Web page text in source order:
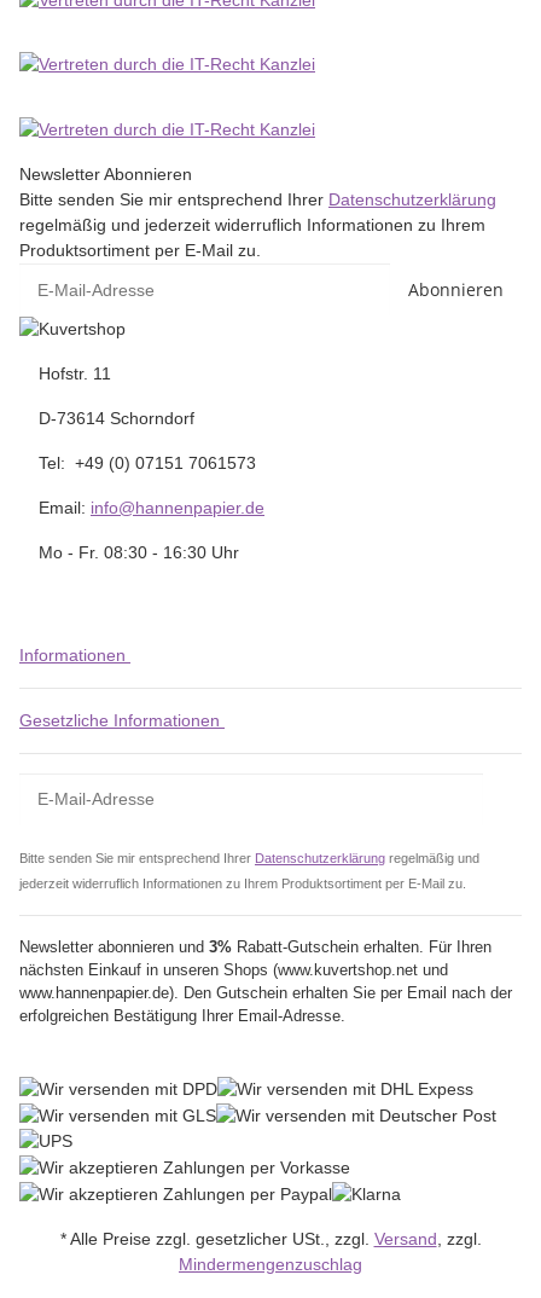
Newsletter Abonnieren
Bitte senden Sie mir entsprechend Ihrer Datenschutzerklärung
regelmäßig und jederzeit widerruflich Informationen zu Ihrem
Produktsortiment per E-Mail zu.
Abonnieren
Hofstr. 11
D-73614 Schorndorf
Tel: +49 (0) 07151 7061573
Email: info@hannenpapier.de
Mo - Fr. 08:30 - 16:30 Uhr
Informationen
Gesetzliche Informationen
Bitte senden Sie mir entsprechend Ihrer Datenschutzerklärung regelmäßig und
jederzeit widerruflich Informationen zu Ihrem Produktsortiment per E-Mail zu.
Newsletter abonnieren und 3% Rabatt-Gutschein erhalten. Für Ihren
nächsten Einkauf in unseren Shops (www.kuvertshop.net und
www.hannenpapier.de). Den Gutschein erhalten Sie per Email nach der
erfolgreichen Bestätigung Ihrer Email-Adresse.
* Alle Preise zzgl. gesetzlicher USt., zzgl. Versand , zzgl.
Mindermengenzuschlag